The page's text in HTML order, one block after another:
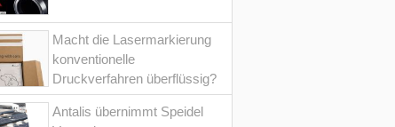
Macht die Lasermarkierung
konventionelle
Druckverfahren überflüssig?
Antalis übernimmt Speidel